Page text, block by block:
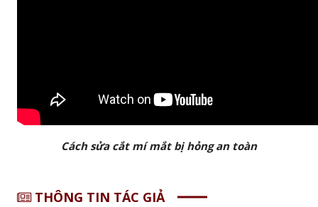
Cách sửa cắt mí mắt bị hỏng an toàn
THÔNG TIN TÁC GIẢ